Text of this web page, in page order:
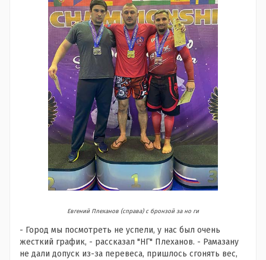
Евгений Плеханов (справа) с бронзой за но ги
- Город мы посмотреть не успели, у нас был очень
жесткий график, - рассказал "НГ" Плеханов. - Рамазану
не дали допуск из-за перевеса, пришлось сгонять вес,